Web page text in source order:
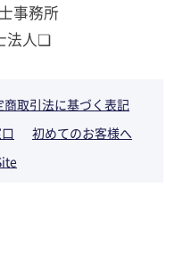
事務所
法人❏
商取引法に基づく表記
初めてのお客様へ